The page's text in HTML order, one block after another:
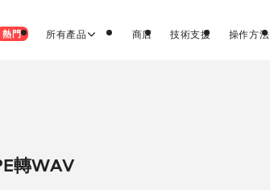
熱門 所有產品 商店 技術支援 操作方法
轉WAV